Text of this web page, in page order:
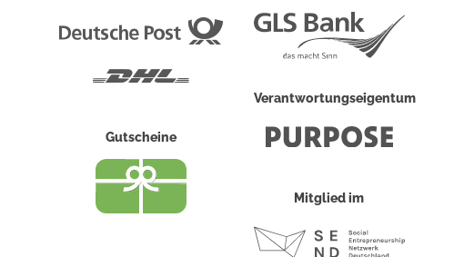
Deutsche
Gutscheine
Verantwortungseigentum
Mitglied im